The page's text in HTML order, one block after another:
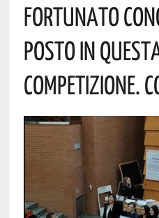
Fortunato
Posto In
Competizione.